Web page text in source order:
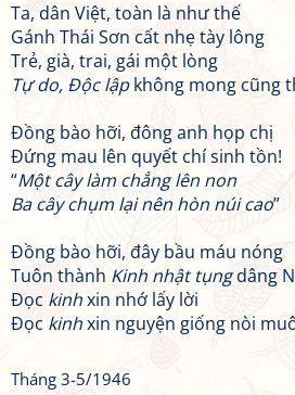
Ta, dân Việt, toàn là như thế
Gánh Thái Sơn cất nhẹ tày lông
Trẻ, già, trai, gái một lòng
Tự do, Độc lậpkhông mong cũng
Đồng bào hỡi, đông anh họp chị
Đứng mau lên quyết chí sinh tồn!
“Một cây làm chẳng lên non
Ba cây chụm lại nên hòn núi cao”
Đồng bào hỡi, đây bầu máu nóng
Tuôn thành Kinh nhật tụngdâng
Đọc kinhxin nhớ lấy lời
Đọc kinhxin nguyện giống nòi
Tháng 3-5/1946